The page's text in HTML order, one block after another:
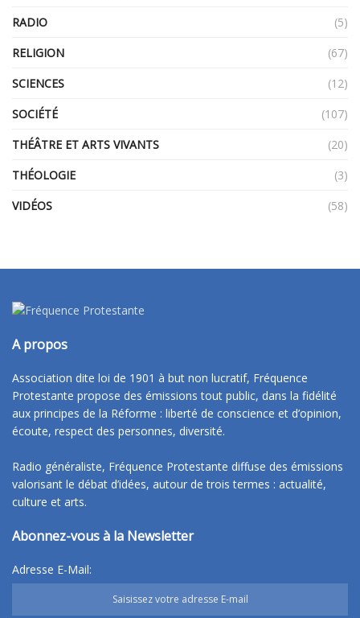
RADIO
(5)
RELIGION
(67)
SCIENCES
(12)
SOCIÉTÉ
(107)
THÉÂTRE ET ARTS VIVANTS
(20)
THÉOLOGIE
(3)
VIDÉOS
(58)
A propos
Association dite loi de 1901 à but non lucratif, Fréquence
Protestante propose des émissions tout public, dans la fidélité
aux principes de la Réforme : liberté de conscience et d’opinion,
écoute, respect des personnes, diversité.
Radio généraliste, Fréquence Protestante diffuse des émissions
valorisant le débat d’idées, autour de trois termes : actualité,
culture et arts.
Abonnez-vous à la Newsletter
Adresse E-Mail: